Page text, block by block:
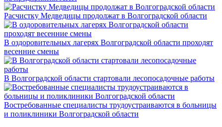
Расчистку Медведицы продолжат в Волгоградской области
В оздоровительных лагерях Волгоградской области проходят
весенние смены
В Волгоградской области стартовали лесопосадочные работы
Востребованные специалисты трудоустраиваются в больницы
и поликлиники Волгоградской области